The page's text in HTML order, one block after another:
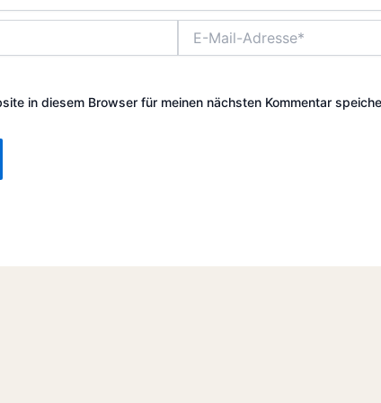
Mail-
in diesem Browser für meinen nächsten Kommentar